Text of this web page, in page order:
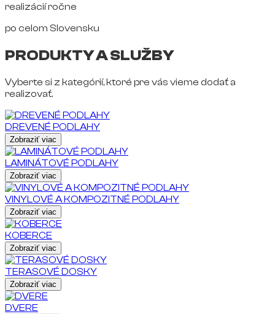
realizácií ročne
po celom Slovensku
PRODUKTY A SLUŽBY
Vyberte si z kategórií, ktoré pre vás vieme dodať a
realizovať.
DREVENÉ PODLAHY
Zobraziť viac
LAMINÁTOVÉ PODLAHY
Zobraziť viac
VINYLOVÉ A KOMPOZITNÉ PODLAHY
Zobraziť viac
KOBERCE
Zobraziť viac
TERASOVÉ DOSKY
Zobraziť viac
DVERE